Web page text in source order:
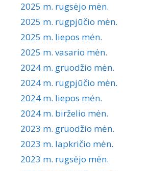
2025 m. rugsėjo mėn.
2025 m. rugpjūčio mėn.
2025 m. liepos mėn.
2025 m. vasario mėn.
2024 m. gruodžio mėn.
2024 m. rugpjūčio mėn.
2024 m. liepos mėn.
2024 m. birželio mėn.
2023 m. gruodžio mėn.
2023 m. lapkričio mėn.
2023 m. rugsėjo mėn.